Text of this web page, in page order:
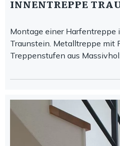
INNENTREPPE
Montage einer Harfentreppe
Traunstein. Metalltreppe mit
Treppenstufen aus